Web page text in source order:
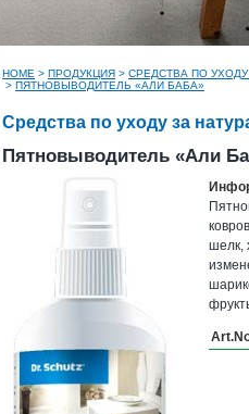
HOME > ПРОДУКЦИЯ > СРЕДСТВА ПО
> ПЯТНОВЫВОДИТЕЛЬ «АЛИ БАБА»
Средства по уходу за
Пятновыводитель «Али
шелк,